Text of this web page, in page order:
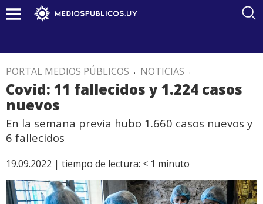
PORTAL MEDIOS PÚBLICOS . NOTICIAS .
Covid: 11 fallecidos y 1.224 casos
nuevos
En la semana previa hubo 1.660 casos nuevos y
6 fallecidos
19.09.2022 | tiempo de lectura: < 1 minuto